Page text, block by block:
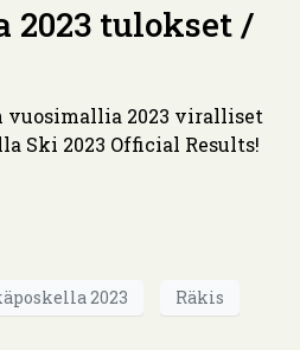
2023 tulokset /
vuosimallia 2023 viralliset
Ski 2023 Official Results!
2023
Räkis